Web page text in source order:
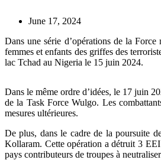
June 17, 2024
Dans une série d’opérations de la
femmes et enfants des griffes des
lac Tchad au Nigeria le 15 juin 2024.
Dans le même ordre d’idées, le 17 juin
de la Task Force Wulgo. Les
mesures ultérieures.
De plus, dans le cadre de la poursuite
Kollaram. Cette opération a détruit 3 EEI
pays contributeurs de troupes à